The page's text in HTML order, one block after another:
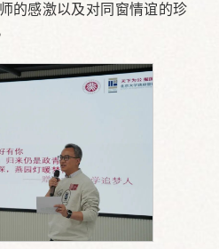
的感激以及对同窗情谊的珍